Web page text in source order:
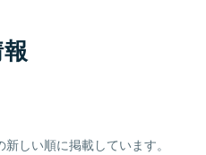
しい順に掲載しています。